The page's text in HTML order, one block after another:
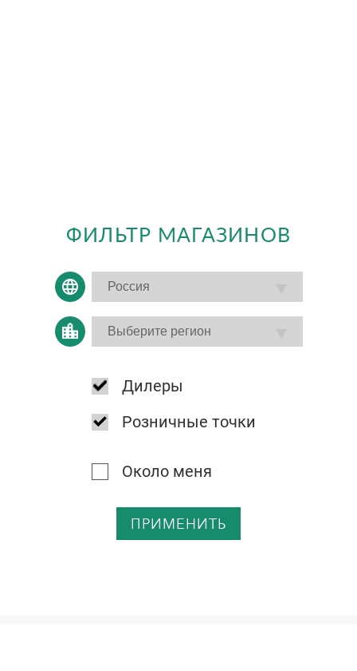
ФИЛЬТР МАГАЗИНОВ
Дилеры
Розничные точки
Около меня
ПРИМЕНИТЬ